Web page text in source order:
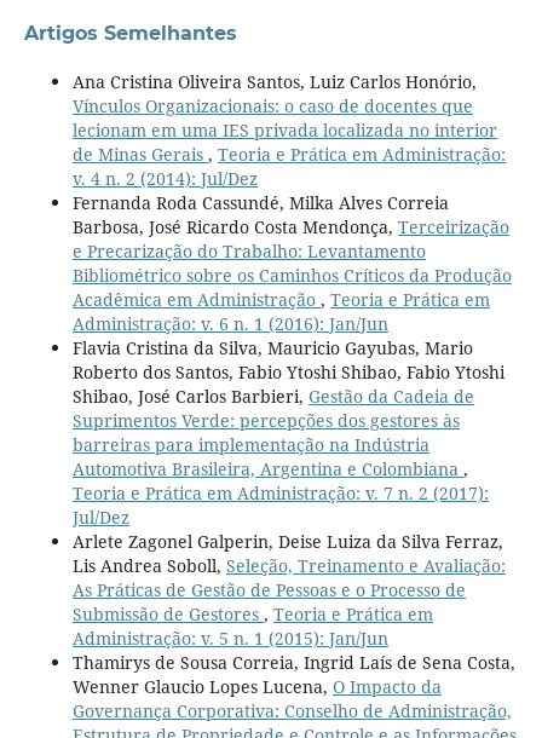
Artigos Semelhantes
Ana Cristina Oliveira Santos, Luiz Carlos Honório,
Vínculos Organizacionais: o caso de docentes que
lecionam em uma IES privada localizada no interior
de Minas Gerais , Teoria e Prática em Administração:
v. 4 n. 2 (2014): Jul/Dez
Fernanda Roda Cassundé, Milka Alves Correia
Barbosa, José Ricardo Costa Mendonça, Terceirização
e Precarização do Trabalho: Levantamento
Bibliométrico sobre os Caminhos Críticos da Produção
Acadêmica em Administração , Teoria e Prática em
Administração: v. 6 n. 1 (2016): Jan/Jun
Flavia Cristina da Silva, Mauricio Gayubas, Mario
Roberto dos Santos, Fabio Ytoshi Shibao, Fabio Ytoshi
Shibao, José Carlos Barbieri, Gestão da Cadeia de
Suprimentos Verde: percepções dos gestores às
barreiras para implementação na Indústria
Automotiva Brasileira, Argentina e Colombiana ,
Teoria e Prática em Administração: v. 7 n. 2 (2017):
Jul/Dez
Arlete Zagonel Galperin, Deise Luiza da Silva Ferraz,
Lis Andrea Soboll, Seleção, Treinamento e Avaliação:
As Práticas de Gestão de Pessoas e o Processo de
Submissão de Gestores , Teoria e Prática em
Administração: v. 5 n. 1 (2015): Jan/Jun
Thamirys de Sousa Correia, Ingrid Laís de Sena Costa,
Wenner Glaucio Lopes Lucena, O Impacto da
Governança Corporativa: Conselho de Administração,